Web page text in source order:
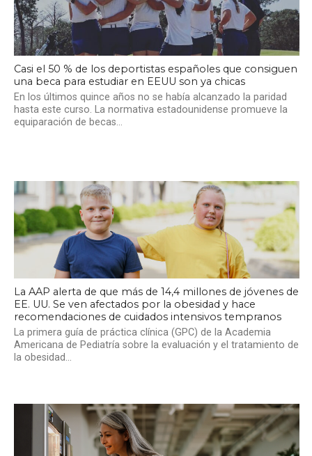
Casi el 50 % de los deportistas españoles que consiguen
una beca para estudiar en EEUU son ya chicas
En los últimos quince años no se había alcanzado la paridad
hasta este curso. La normativa estadounidense promueve la
equiparación de becas...
La AAP alerta de que más de 14,4 millones de jóvenes de
EE. UU. Se ven afectados por la obesidad y hace
recomendaciones de cuidados intensivos tempranos
La primera guía de práctica clínica (GPC) de la Academia
Americana de Pediatría sobre la evaluación y el tratamiento de
la obesidad...